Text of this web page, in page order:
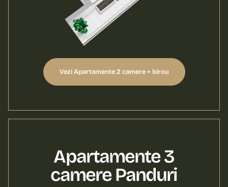
Vezi Apartamente 2 camere + birou
Apartamente 3
camere Panduri